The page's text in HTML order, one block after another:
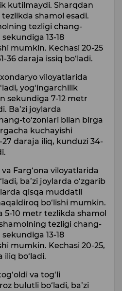
kutilmaydi. Sharqdan
shamol esadi.
tezligi chang-
13-18
mumkin. Kechasi 20-25
36 daraja issiq bo‘ladi.
viloyatlarida
yog‘ingarchilik
sekundiga 7-12 metr
Ba’zi joylarda
to‘zonlari bilan birga
kuchayishi
daraja iliq, kunduzi 34-
Farg‘ona viloyatlarida
ba’zi joylarda o‘zgarib
qisqa muddatli
bo‘lishi mumkin.
5-10 metr tezlikda shamol
tezligi chang-
13-18
mumkin. Kechasi 20-25,
iliq bo‘ladi.
va tog‘li
bulutli bo‘ladi, ba’zi